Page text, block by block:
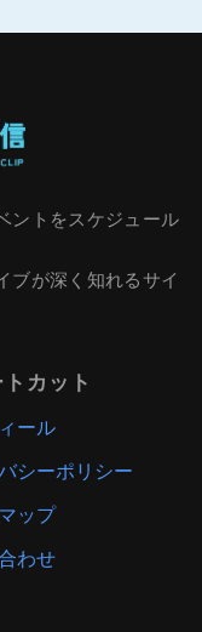
ントをスケジュール
ブが深く知れるサイ
カット
ール
シーポリシー
ップ
わせ